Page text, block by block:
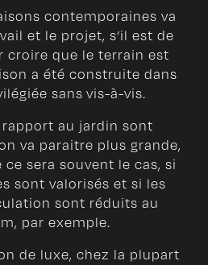
contemporaines va
et le projet, s’il est de
croire que le terrain est
a été construite dans
sans vis-à-vis.
au jardin sont
va paraitre plus grande,
sera souvent le cas, si
sont valorisés et si les
sont réduits au
par exemple.
de luxe, chez la plupart